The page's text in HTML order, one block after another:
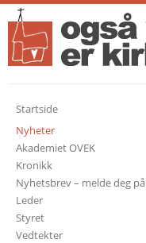
Startside
Nyheter
Akademiet OVEK
Kronikk
Nyhetsbrev – melde deg på
Leder
Styret
Vedtekter